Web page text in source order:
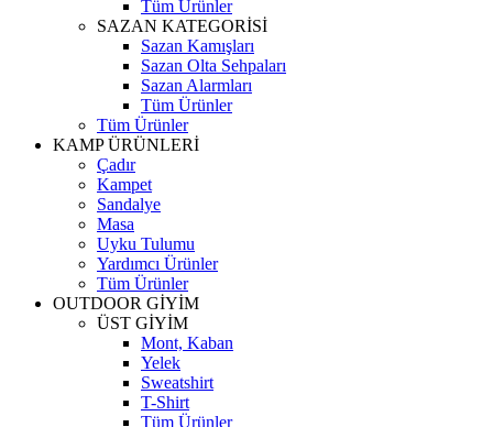
Tüm Ürünler
SAZAN KATEGORİSİ
Sazan Kamışları
Sazan Olta Sehpaları
Sazan Alarmları
Tüm Ürünler
Tüm Ürünler
KAMP ÜRÜNLERİ
Çadır
Kampet
Sandalye
Masa
Uyku Tulumu
Yardımcı Ürünler
Tüm Ürünler
OUTDOOR GİYİM
ÜST GİYİM
Mont, Kaban
Yelek
Sweatshirt
T-Shirt
Tüm Ürünler